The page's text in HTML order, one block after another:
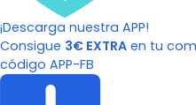
¡Descarga nuestra APP!
Consigue 3€ EXTRA en tu
código APP-FB